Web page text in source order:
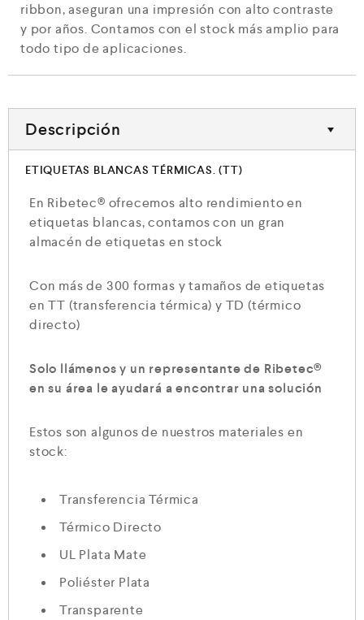
ribbon, aseguran una impresión con alto contraste
y por años. Contamos con el stock más amplio para
todo tipo de aplicaciones.
Descripción
ETIQUETAS BLANCAS TÉRMICAS. (TT)
En Ribetec® ofrecemos alto rendimiento en
etiquetas blancas, contamos con un gran
almacén de etiquetas en stock
Con más de 300 formas y tamaños de etiquetas
en TT (transferencia térmica) y TD (térmico
directo)
Solo llámenos y un representante de Ribetec®
en su área le ayudará a encontrar una solución
Estos son algunos de nuestros materiales en
stock:
Transferencia Térmica
Térmico Directo
UL Plata Mate
Poliéster Plata
Transparente